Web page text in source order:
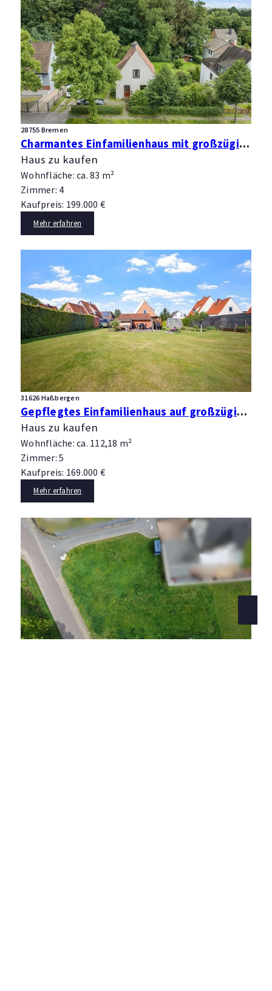
28755 Bremen
Charmantes Einfamilienhaus mit großzügigem Grundstück und Neubaupotenzial
Haus zu kaufen
Wohnfläche: ca. 83 m²
Zimmer: 4
Kaufpreis: 199.000 €
Mehr erfahren
31626 Haßbergen
Gepflegtes Einfamilienhaus auf großzügigem Grundstück in Haßbergen
Haus zu kaufen
Wohnfläche: ca. 112,18 m²
Zimmer: 5
Kaufpreis: 169.000 €
Mehr erfahren